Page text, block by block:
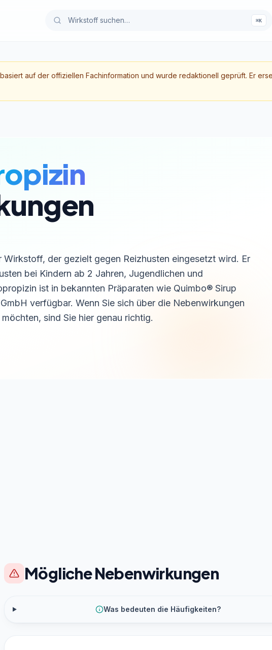
⌘K
auf der offiziellen Fachinformation und wurde redaktionell geprüft. Er
der gezielt gegen Reizhusten eingesetzt wird. Er
bei Kindern ab 2 Jahren, Jugendlichen und
ist in bekannten Präparaten wie Quimbo® Sirup
verfügbar. Wenn Sie sich über die Nebenwirkungen
sind Sie hier genau richtig.
Mögliche Nebenwirkungen
Was bedeuten die Häufigkeiten?